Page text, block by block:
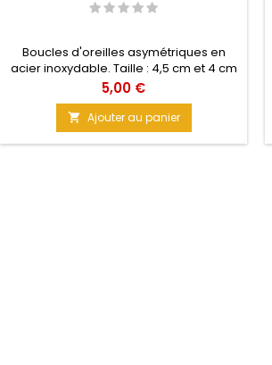
Boucles d'oreilles asymétriques en
acier inoxydable. Taille : 4,5 cm et 4 cm
Prix
5,00 €
 Ajouter au panier